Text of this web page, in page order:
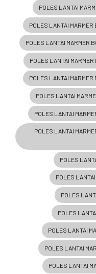
POLES LANTAI
POLES LANTAI
POLES LANTAI MARMER
POLES LANTAI
POLES LANTAI
POLES LANTAI
POLES LANTAI
POLES LANTAI
POLES
POLES
POLES
POLES
POLES LANTAI
POLES LANTAI
POLES LANTAI